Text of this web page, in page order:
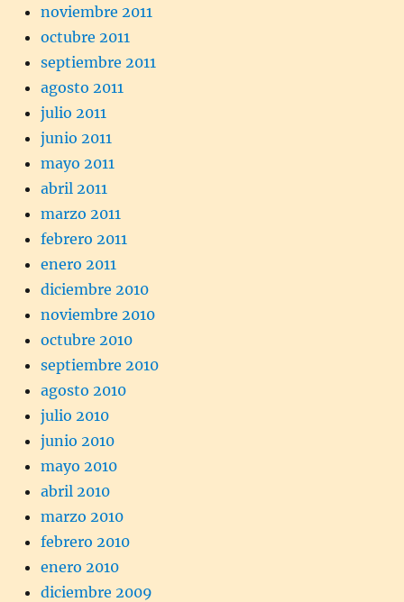
noviembre 2011
octubre 2011
septiembre 2011
agosto 2011
julio 2011
junio 2011
mayo 2011
abril 2011
marzo 2011
febrero 2011
enero 2011
diciembre 2010
noviembre 2010
octubre 2010
septiembre 2010
agosto 2010
julio 2010
junio 2010
mayo 2010
abril 2010
marzo 2010
febrero 2010
enero 2010
diciembre 2009